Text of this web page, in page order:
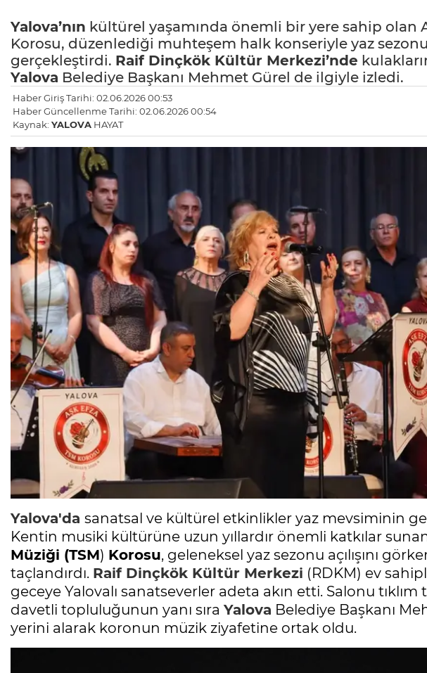
Yalova’nın kültürel yaşamında önemli bir yere sahip olan
Korosu, düzenlediği muhteşem halk konseriyle yaz
gerçekleştirdi. Raif Dinçkök Kültür Merkezi’nde
Yalova Belediye Başkanı Mehmet Gürel de ilgiyle izledi.
Haber Giriş Tarihi: 02.06.2026 00:53
Haber Güncellenme Tarihi: 02.06.2026 00:54
Kaynak: YALOVA HAYAT
Yalova'da sanatsal ve kültürel etkinlikler yaz mevsiminin
Kentin musiki kültürüne uzun yıllardır önemli katkılar
Müziği (TSM) Korosu, geleneksel yaz sezonu açılışını
taçlandırdı. Raif Dinçkök Kültür Merkezi (RDKM) ev
geceye Yalovalı sanatseverler adeta akın etti. Salonu tıklım
davetli topluluğunun yanı sıra Yalova Belediye Başkanı
yerini alarak koronun müzik ziyafetine ortak oldu.